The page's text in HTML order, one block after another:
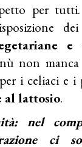
per
e
non
i celiaci e i
lattosio.
nel
ci